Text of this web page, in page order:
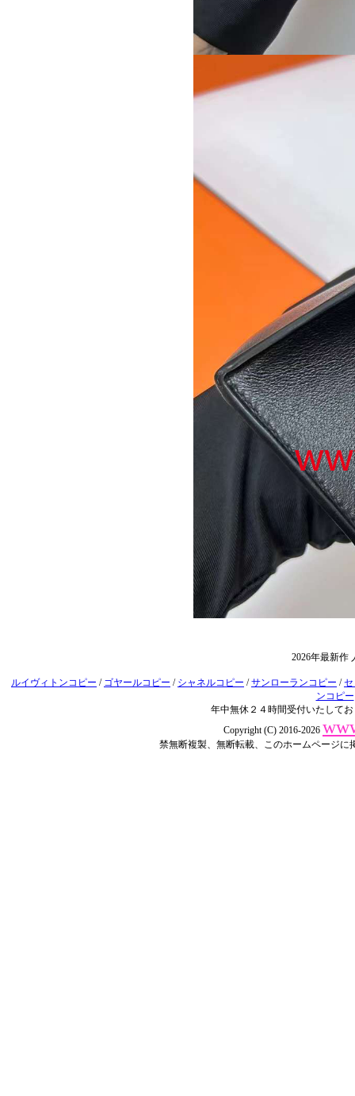
2026年最新
ルイヴィトンコピー / ゴヤールコピー / シャネルコピー /サンローランコピー /
ンコピー
年中無休２４時間受付いたして
Copyright (C) 2016-2026
禁無断複製、無断転載、このホームページ